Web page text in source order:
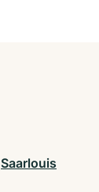
Saarlouis